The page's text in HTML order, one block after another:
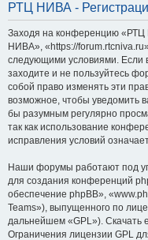
РТЦ НИВА -
Заходя на конференцию
НИВА», «https://
следующими условиями. Если
заходите и не пользуйтесь
собой право изменять эти
возможное, чтобы уведомить
бы разумным регулярно
так как использование
исправления условий
Наши форумы работают под
для создания конференций
обеспечение phpBB»,
Teams»), выпущенного по
дальнейшем «GPL»). Скачать
Ограничения лицензии GPL